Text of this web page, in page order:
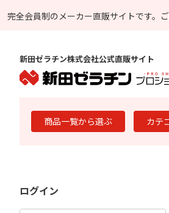
完全会員制のメーカー直販サイトです。
新田ゼラチン株式会社公式直販サイト
商品一覧から選ぶ カテ
ログイン